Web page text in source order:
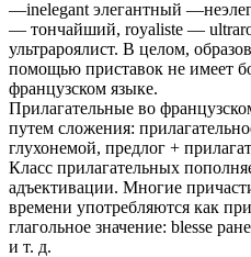
—inelegant элегантный
— тончайший, royaliste —
ультрароялист. В целом,
помощью приставок не имеет
французском языке.
Прилагательные во
путем сложения:
глухонемой, предлог +
Класс прилагательных
адъективации. Многие
времени употребляются как
глагольное значение: blesse
и т. д.